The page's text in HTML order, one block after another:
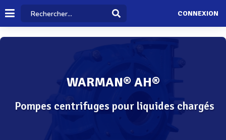
CONNEXION
WARMAN® AH®
Pompes centrifuges pour liquides chargés